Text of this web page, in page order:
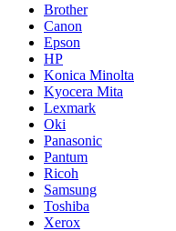
Brother
Canon
Epson
HP
Konica Minolta
Kyocera Mita
Lexmark
Oki
Panasonic
Pantum
Ricoh
Samsung
Toshiba
Xerox